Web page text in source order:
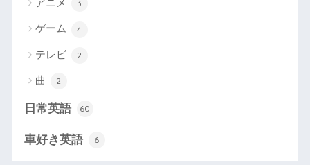
アニメ 3
ゲーム 4
テレビ 2
曲 2
日常英語 60
車好き英語 6